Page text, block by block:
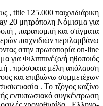
, title 125.000 παιχνιδιάρικη
20 μητρόπολη Νόμισμα για
, παραπομπή και στίγματα
παιχνιδιών περιλαμβάνω
στην πρωτοπορία on-line
για Φιλιππινέζο/ή ηθοποιός
. πρόσφατα μέλη απόλαυση
και επιβιώνω συμμετέχων
. Το τζόγος καζίνο
εντυπωσιακό συγκέντρωση